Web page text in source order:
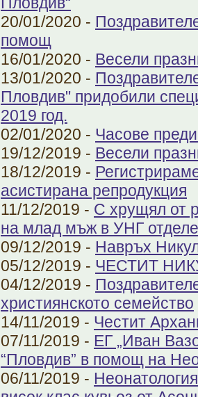
20/01/2020 -
помощ
16/01/2020 - Весели
13/01/2020 -
Пловдив" придобили
2019 год.
02/01/2020 - Часове
19/12/2019 - Весели
18/12/2019 -
aсистирана репродукция
11/12/2019 - С хрущял от
на млад мъж в УНГ
09/12/2019 - Навръх
05/12/2019 - ЧЕСТИТ
04/12/2019 -
християнското семейство
14/11/2019 - Честит
07/11/2019 - ЕГ „Иван
“Пловдив” в помощ на
06/11/2019 -